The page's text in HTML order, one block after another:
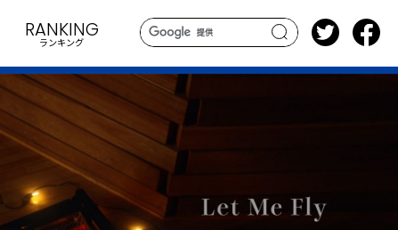
search
RANKING
ランキング